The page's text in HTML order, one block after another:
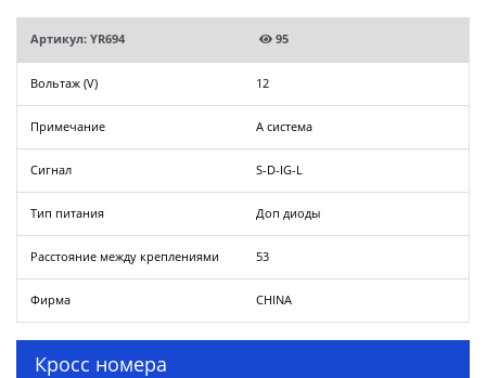
Артикул: YR694 95
Вольтаж (V) 12
Примечание A система
Сигнал S-D-IG-L
Тип питания Доп диоды
Расстояние между креплениями 53
Фирма CHINA
Кросс номера